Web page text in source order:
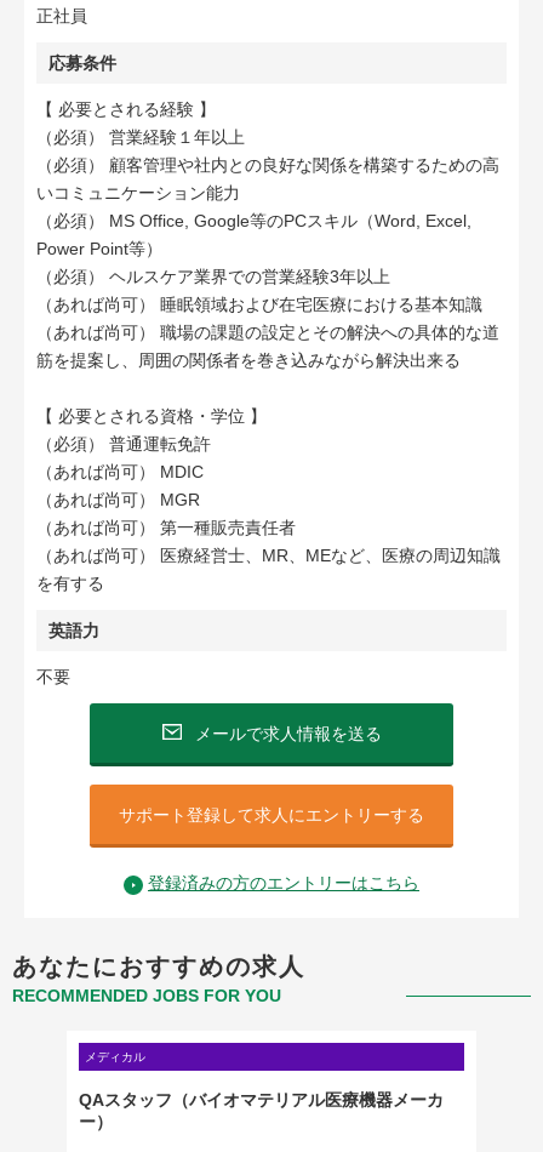
正社員
応募条件
【 必要とされる経験 】
（必須） 営業経験１年以上
（必須） 顧客管理や社内との良好な関係を構築するための高
いコミュニケーション能力
（必須） MS Office, Google等のPCスキル（Word, Excel,
Power Point等）
（必須） ヘルスケア業界での営業経験3年以上
（あれば尚可） 睡眠領域および在宅医療における基本知識
（あれば尚可） 職場の課題の設定とその解決への具体的な道
筋を提案し、周囲の関係者を巻き込みながら解決出来る
【 必要とされる資格・学位 】
（必須） 普通運転免許
（あれば尚可） MDIC
（あれば尚可） MGR
（あれば尚可） 第一種販売責任者
（あれば尚可） 医療経営士、MR、MEなど、医療の周辺知識
を有する
英語力
不要
メールで求人情報を送る
サポート登録して求人にエントリーする
登録済みの方のエントリーはこちら
あなたにおすすめの求人
RECOMMENDED JOBS FOR YOU
メディカル
QAスタッフ（バイオマテリアル医療機器メーカ
ー）